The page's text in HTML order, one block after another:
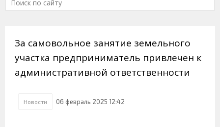
За самовольное занятие земельного
участка предприниматель привлечен к
административной ответственности
Новости 06 февраль 2025 12:42